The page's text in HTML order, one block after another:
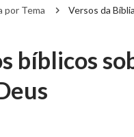
por Tema Versos da
bíblicos